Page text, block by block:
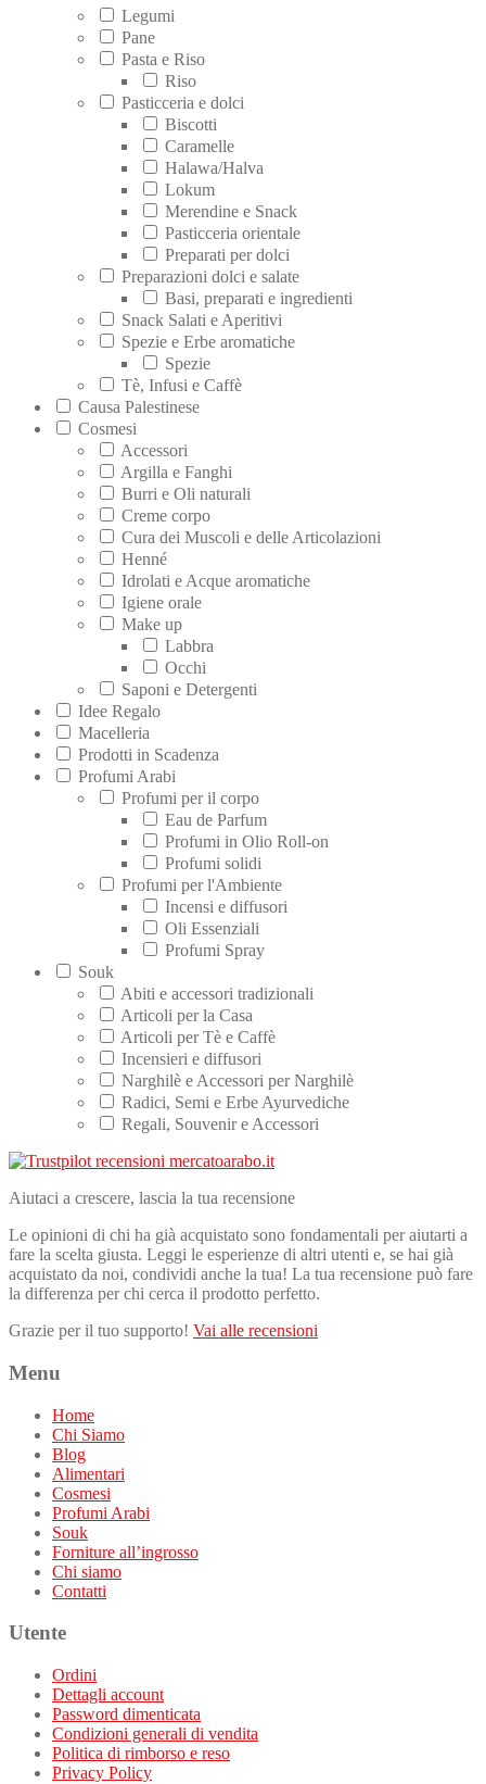
Legumi
Pane
Pasta e Riso
Riso
Pasticceria e dolci
Biscotti
Caramelle
Halawa/Halva
Lokum
Merendine e Snack
Pasticceria orientale
Preparati per dolci
Preparazioni dolci e salate
Basi, preparati e ingredienti
Snack Salati e Aperitivi
Spezie e Erbe aromatiche
Spezie
Tè, Infusi e Caffè
Causa Palestinese
Cosmesi
Accessori
Argilla e Fanghi
Burri e Oli naturali
Creme corpo
Cura dei Muscoli e delle Articolazioni
Henné
Idrolati e Acque aromatiche
Igiene orale
Make up
Labbra
Occhi
Saponi e Detergenti
Idee Regalo
Macelleria
Prodotti in Scadenza
Profumi Arabi
Profumi per il corpo
Eau de Parfum
Profumi in Olio Roll-on
Profumi solidi
Profumi per l'Ambiente
Incensi e diffusori
Oli Essenziali
Profumi Spray
Souk
Abiti e accessori tradizionali
Articoli per la Casa
Articoli per Tè e Caffè
Incensieri e diffusori
Narghilè e Accessori per Narghilè
Radici, Semi e Erbe Ayurvediche
Regali, Souvenir e Accessori
Aiutaci a crescere, lascia la tua recensione
Le opinioni di chi ha già acquistato sono fondamentali per aiutarti a
fare la scelta giusta. Leggi le esperienze di altri utenti e, se hai già
acquistato da noi, condividi anche la tua! La tua recensione può fare
la differenza per chi cerca il prodotto perfetto.
Grazie per il tuo supporto! Vai alle recensioni
Menu
Home
Chi Siamo
Blog
Alimentari
Cosmesi
Profumi Arabi
Souk
Forniture all’ingrosso
Chi siamo
Contatti
Utente
Ordini
Dettagli account
Password dimenticata
Condizioni generali di vendita
Politica di rimborso e reso
Privacy Policy